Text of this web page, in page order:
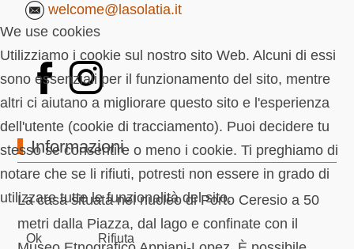
welcome@lasolatia.it
Informazioni
La casa situata nel nucleo di Porto Ceresio a 50
metri dalla Piazza, dal lago e confinate con il
We use cookies
Utilizziamo i cookie sul nostro sito Web. Alcuni di essi
sono essenziali per il funzionamento del sito, mentre
altri ci aiutano a migliorare questo sito e l'esperienza
dell'utente (cookie di tracciamento). Puoi decidere tu
stesso se consentire o meno i cookie. Ti preghiamo di
notare che se li rifiuti, potresti non essere in grado di
utilizzare tutte le funzionalità del sito.
Ok Rifiuta